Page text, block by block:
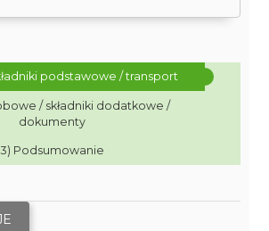
podstawowe / transport
/ składniki dodatkowe /
dokumenty
3) Podsumowanie